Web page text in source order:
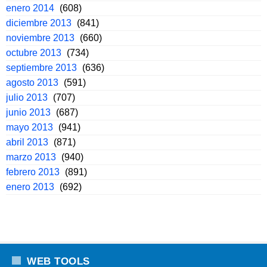
enero 2014 (608)
diciembre 2013 (841)
noviembre 2013 (660)
octubre 2013 (734)
septiembre 2013 (636)
agosto 2013 (591)
julio 2013 (707)
junio 2013 (687)
mayo 2013 (941)
abril 2013 (871)
marzo 2013 (940)
febrero 2013 (891)
enero 2013 (692)
WEB TOOLS